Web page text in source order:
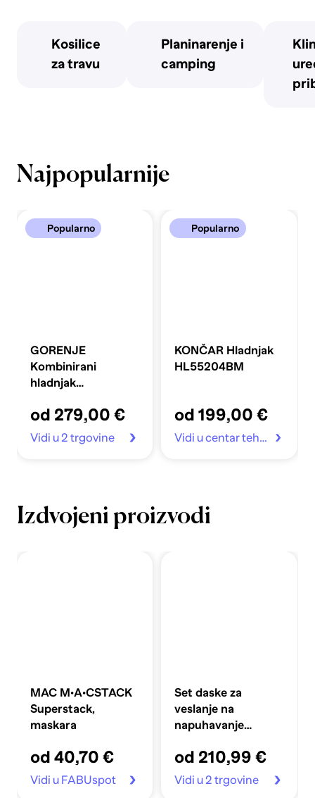
Kosilice
za travu
Planinarenje i
camping
Najpopularnije
Popularno
GORENJE
Kombinirani
hladnjak
od 279,00 €
Vidi u 2 trgovine
Popularno
KONČAR Hladnjak
HL55204BM
od 199,00 €
Vidi u centar tehnike
Izdvojeni proizvodi
MAC M·A·CSTACK
Superstack,
maskara
od 40,70 €
Vidi u FABUspot
Set daske za
veslanje na
napuhavanje
plavi
od 210,99 €
Vidi u 2 trgovine